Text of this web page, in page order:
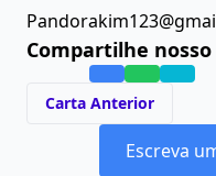
Compartilhe
Carta Anterior
Escreva